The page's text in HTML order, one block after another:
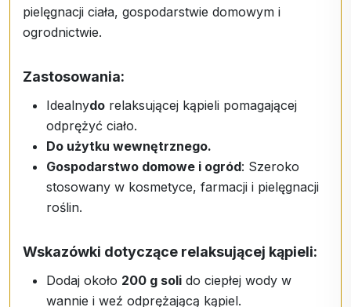
pielęgnacji ciała, gospodarstwie domowym i
ogrodnictwie.
Zastosowania:
Idealnydo relaksującej kąpieli pomagającej
odprężyć ciało.
Do użytku wewnętrznego.
Gospodarstwo domowe i ogród: Szeroko
stosowany w kosmetyce, farmacji i pielęgnacji
roślin.
Wskazówki dotyczące relaksującej kąpieli:
Dodaj około 200 g soli do ciepłej wody w
wannie i weź odprężającą kąpiel.